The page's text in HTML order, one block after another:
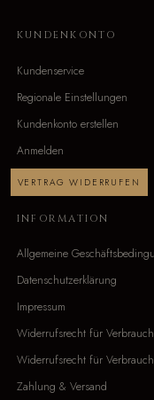
KUNDENKONTO
Kundenservice
Regionale Einstellungen
Kundenkonto erstellen
Anmelden
VERTRAG WIDERRUFEN
INFORMATION
Allgemeine
Datenschutzerklärung
Impressum
Widerrufsrecht für
Widerrufsrecht für
Zahlung & Versand